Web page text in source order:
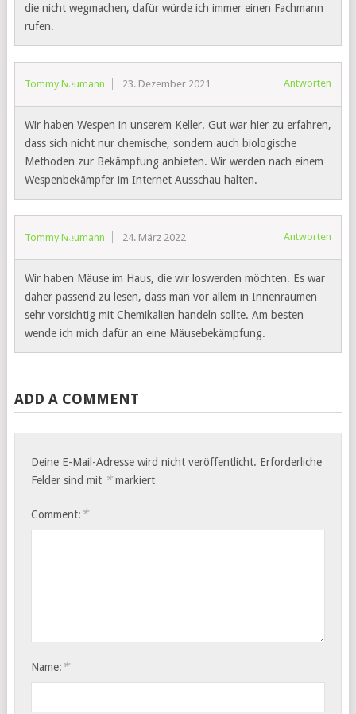
die nicht wegmachen, dafür würde ich immer einen Fachmann
rufen.
Tommy Neumann 23. Dezember 2021 Antworten
Wir haben Wespen in unserem Keller. Gut war hier zu erfahren,
dass sich nicht nur chemische, sondern auch biologische
Methoden zur Bekämpfung anbieten. Wir werden nach einem
Wespenbekämpfer im Internet Ausschau halten.
Tommy Neumann 24. März 2022 Antworten
Wir haben Mäuse im Haus, die wir loswerden möchten. Es war
daher passend zu lesen, dass man vor allem in Innenräumen
sehr vorsichtig mit Chemikalien handeln sollte. Am besten
wende ich mich dafür an eine Mäusebekämpfung.
ADD A COMMENT
Deine E-Mail-Adresse wird nicht veröffentlicht. Erforderliche
Felder sind mit *markiert
Comment: *
Name: *